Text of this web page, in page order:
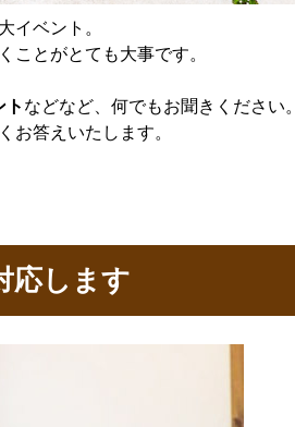
イベント。
ことがとても大事です。
ト などなど、何でもお聞きください。
お答えいたします。
応します